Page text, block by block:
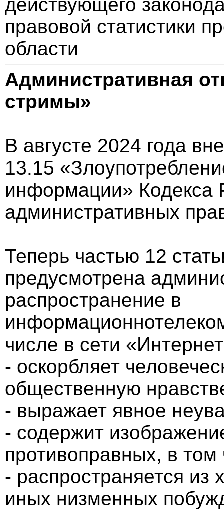
правовой статистики
области
Административная
стримы»
В августе 2024 года
13.15
информации» Кодекса
административных
Теперь частью 12
предусмотрена
распространение в
числе в сети
- оскорбляет
общественную
- выражает явное
- содержит
противоправных, в
- распространяется из
иных низменных